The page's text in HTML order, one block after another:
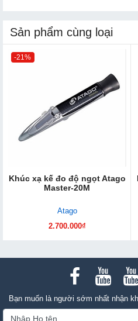
Sản phẩm cùng loại
-21%
Khúc xạ kế đo độ ngọt Atago
Master-20M
Atago
2.700.000₫
Bạn muốn là người sớm nhất nhận